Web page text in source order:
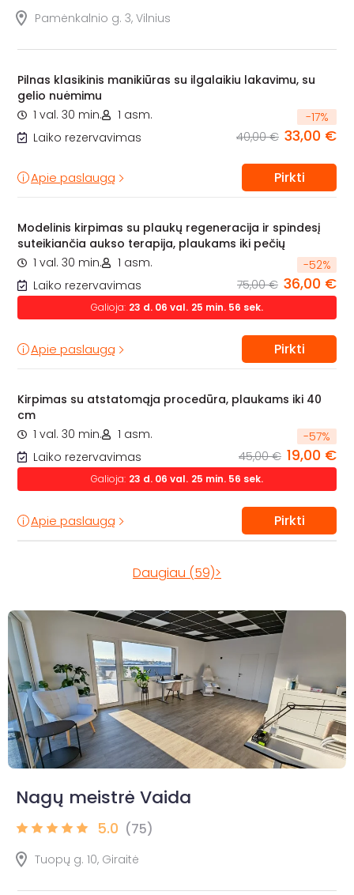
Pamėnkalnio g. 3, Vilnius
Pilnas klasikinis manikiūras su ilgalaikiu lakavimu, su
gelio nuėmimu
1 val. 30 min.
1 asm.
Laiko rezervavimas
-17%
40,00 € 33,00 €
Apie paslaugą Pirkti
Modelinis kirpimas su plaukų regeneracija ir spindesį
suteikiančia aukso terapija, plaukams iki pečių
1 val. 30 min.
1 asm.
Laiko rezervavimas
-52%
75,00 € 36,00 €
Galioja: 23 d. 06 val. 25 min. 54 sek.
Apie paslaugą Pirkti
Kirpimas su atstatomąja procedūra, plaukams iki 40
cm
1 val. 30 min.
1 asm.
Laiko rezervavimas
-57%
45,00 € 19,00 €
Galioja: 23 d. 06 val. 25 min. 54 sek.
Apie paslaugą Pirkti
Daugiau (59)>
Nagų meistrė Vaida
5.0 (75)
Tuopų g. 10, Giraitė